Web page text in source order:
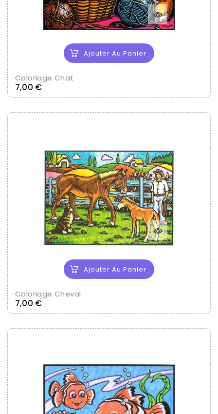
Ajouter Au Panier
Coloriage Chat
7,00 €Prix
Ajouter Au Panier
Coloriage Cheval
7,00 €Prix